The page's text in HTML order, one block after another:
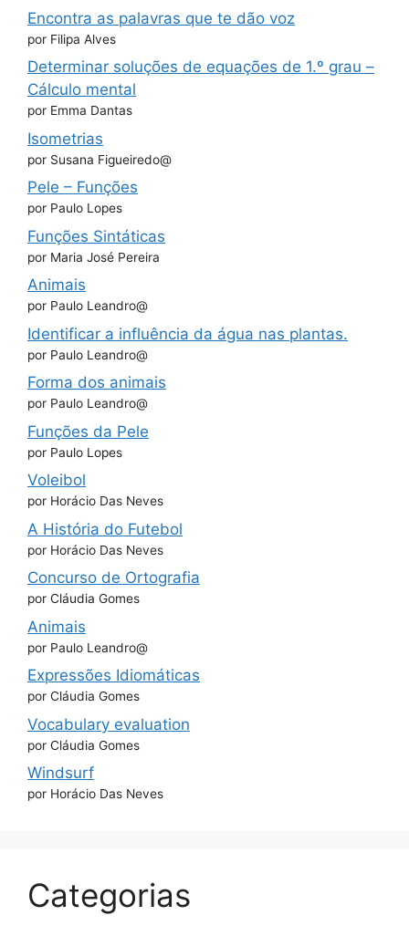
Encontra as palavras que te dão voz
por Filipa Alves
Determinar soluções de equações de 1.º grau –
Cálculo mental
por Emma Dantas
Isometrias
por Susana Figueiredo@
Pele – Funções
por Paulo Lopes
Funções Sintáticas
por Maria José Pereira
Animais
por Paulo Leandro@
Identificar a influência da água nas plantas.
por Paulo Leandro@
Forma dos animais
por Paulo Leandro@
Funções da Pele
por Paulo Lopes
Voleibol
por Horácio Das Neves
A História do Futebol
por Horácio Das Neves
Concurso de Ortografia
por Cláudia Gomes
Animais
por Paulo Leandro@
Expressões Idiomáticas
por Cláudia Gomes
Vocabulary evaluation
por Cláudia Gomes
Windsurf
por Horácio Das Neves
Categorias